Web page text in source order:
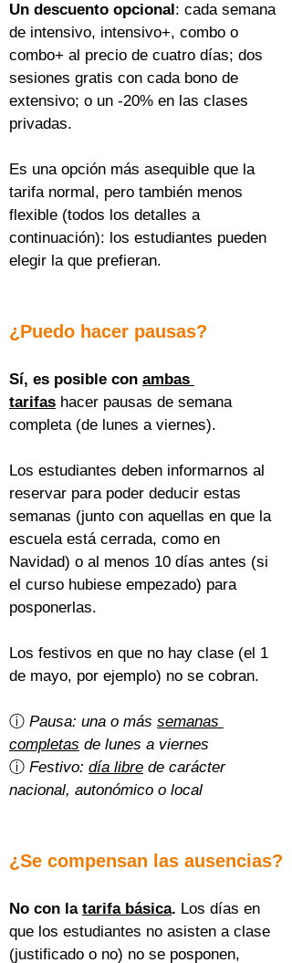
Un descuento opcional: cada semana
de intensivo, intensivo+, combo o
combo+ al precio de cuatro días; dos
sesiones gratis con cada bono de
extensivo; o un -20% en las clases
privadas.
Es una opción más asequible que la
tarifa normal, pero también menos
flexible (todos los detalles a
continuación): los estudiantes pueden
elegir la que prefieran.
¿Puedo hacer pausas?
Sí, es posible con ambas
tarifas hacer pausas de semana
completa (de lunes a viernes).
Los estudiantes deben informarnos al
reservar para poder deducir estas
semanas (junto con aquellas en que la
escuela está cerrada, como en
Navidad) o al menos 10 días antes (si
el curso hubiese empezado) para
posponerlas.
Los festivos en que no hay clase (el 1
de mayo, por ejemplo) no se cobran.
ⓘ Pausa: una o más semanas
completas de lunes a viernes
ⓘ Festivo: día libre de carácter
nacional, autonómico o local
¿Se compensan las ausencias?
No con la tarifa básica. Los días en
que los estudiantes no asisten a clase
(justificado o no) no se posponen,